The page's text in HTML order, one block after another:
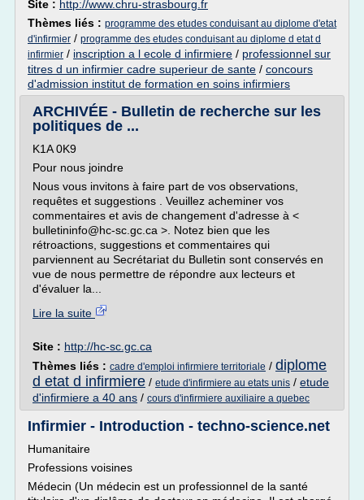
Site : http://www.chru-strasbourg.fr
Thèmes liés : programme des etudes conduisant au diplome d'etat
d'infirmier / programme des etudes conduisant au diplome d etat d
infirmier / inscription a l ecole d infirmiere / professionnel sur
titres d un infirmier cadre superieur de sante / concours
d'admission institut de formation en soins infirmiers
ARCHIVÉE - Bulletin de recherche sur les
politiques de ...
K1A 0K9
Pour nous joindre
Nous vous invitons à faire part de vos observations,
requêtes et suggestions . Veuillez acheminer vos
commentaires et avis de changement d'adresse à <
bulletininfo@hc-sc.gc.ca >. Notez bien que les
rétroactions, suggestions et commentaires qui
parviennent au Secrétariat du Bulletin sont conservés en
vue de nous permettre de répondre aux lecteurs et
d'évaluer la...
Lire la suite
Site : http://hc-sc.gc.ca
Thèmes liés : cadre d'emploi infirmiere territoriale / diplome
d etat d infirmiere / etude d'infirmiere au etats unis / etude
d'infirmiere a 40 ans / cours d'infirmiere auxiliaire a quebec
Infirmier - Introduction - techno-science.net
Humanitaire
Professions voisines
Médecin (Un médecin est un professionnel de la santé